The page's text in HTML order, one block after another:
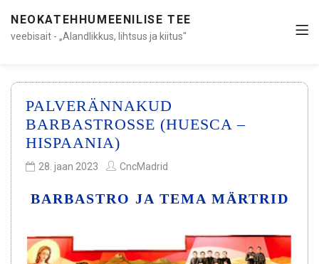
NEOKATEHHUMEENILISE TEE
veebisait - „Alandlikkus, lihtsus ja kiitus"
PALVERÄNNAKUD
BARBASTROSSE (HUESCA –
HISPAANIA)
28. jaan 2023 CncMadrid
BARBASTRO JA TEMA MÄRTRID